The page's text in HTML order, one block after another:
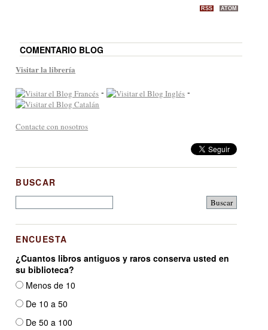
RSS ATOM
COMENTARIO BLOG
Visitar la librería
- -
Contacte con nosotros
BUSCAR
ENCUESTA
¿Cuantos libros antiguos y raros conserva usted en
su biblioteca?
Menos de 10
De 10 a 50
De 50 a 100